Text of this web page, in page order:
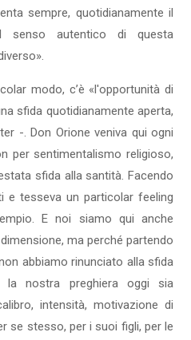
sempre, quotidianamente il
senso autentico di questa
modo, c’è «l'opportunità di
sfida quotidianamente aperta,
-. Don Orione veniva qui ogni
per sentimentalismo religioso,
sfida alla santità. Facendo
e tesseva un particolar feeling
E noi siamo qui anche
ma perché partendo
abbiamo rinunciato alla sfida
la nostra preghiera oggi sia
intensità, motivazione di
se stesso, per i suoi figli, per le